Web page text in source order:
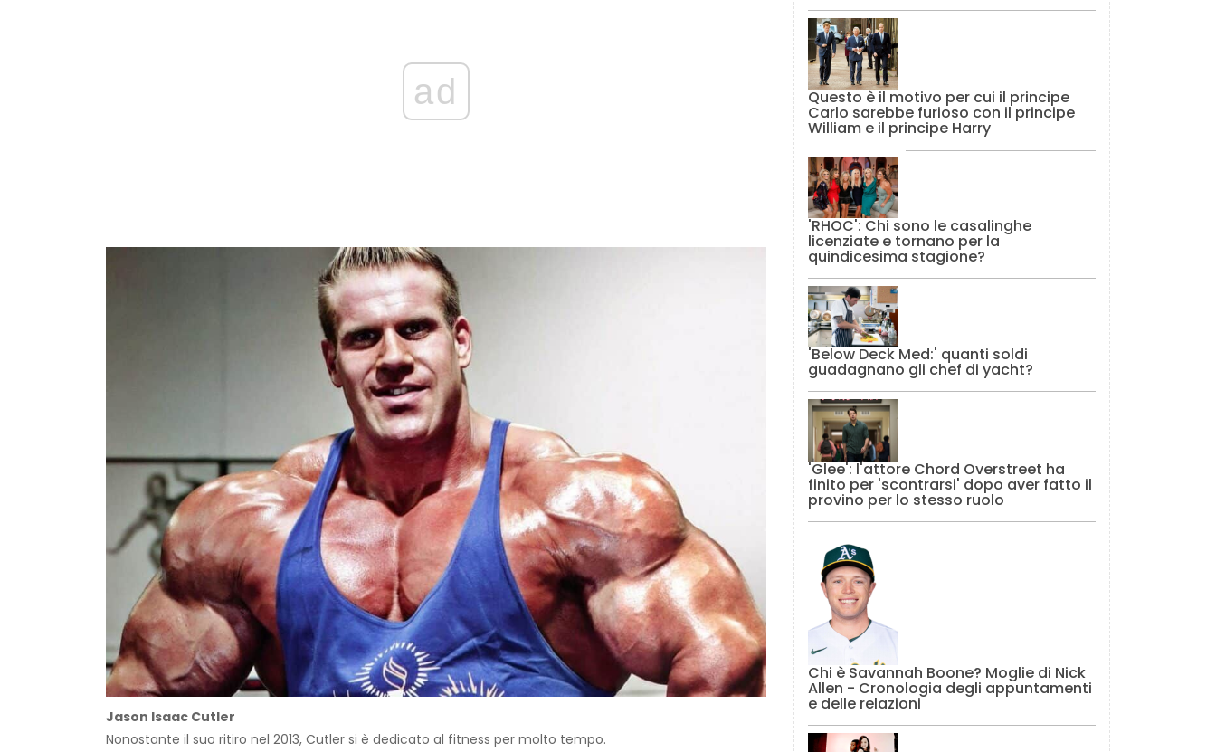
ad
Jason Isaac Cutler
Nonostante il suo ritiro nel 2013, Cutler si è dedicato al fitness per molto tempo.
Questo è il motivo per cui il principe
Carlo sarebbe furioso con il principe
William e il principe Harry
'RHOC': Chi sono le casalinghe
licenziate e tornano per la
quindicesima stagione?
'Below Deck Med:' quanti soldi
guadagnano gli chef di yacht?
'Glee': l'attore Chord Overstreet ha
finito per 'scontrarsi' dopo aver fatto il
provino per lo stesso ruolo
Chi è Savannah Boone? Moglie di Nick
Allen - Cronologia degli appuntamenti
e delle relazioni